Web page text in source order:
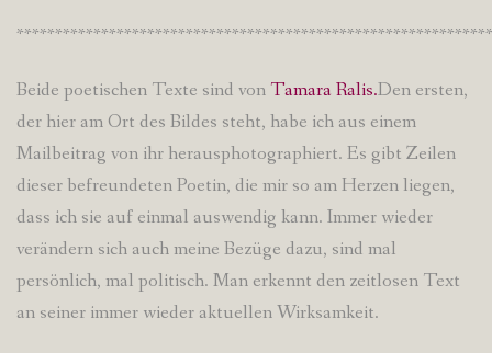
Beide poetischen Texte sind vonTamara Ralis.Den ersten,
der hier am Ort des Bildes steht, habe ich aus einem
Mailbeitrag von ihr herausphotographiert. Es gibt Zeilen
dieser befreundeten Poetin, die mir so am Herzen liegen,
dass ich sie auf einmal auswendig kann. Immer wieder
verändern sich auch meine Bezüge dazu, sind mal
persönlich, mal politisch. Man erkennt den zeitlosen Text
an seiner immer wieder aktuellen Wirksamkeit.